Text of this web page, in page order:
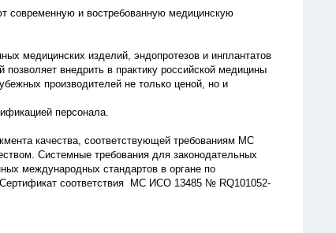
современную и востребованную медицинскую
медицинских изделий, эндопротезов и инплантатов
внедрить в практику российской медицины
производителей не только ценой, но и
персонала.
качества, соответствующей требованиям МС
Системные требования для законодательных
международных стандартов в органе по
соответствия МС ИСО 13485 № RQ101052-